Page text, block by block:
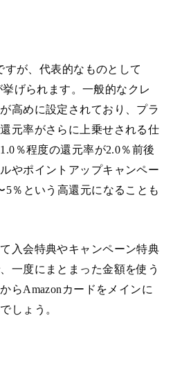
すが、代表的なものとして
挙げられます。一般的なクレ
高めに設定されており、プラ
元率がさらに上乗せされる仕
％程度の還元率が2.0％前後
やポイントアップキャンペー
5％という高還元になることも
入会特典やキャンペーン特典
一度にまとまった金額を使う
らAmazonカードをメインに
しょう。